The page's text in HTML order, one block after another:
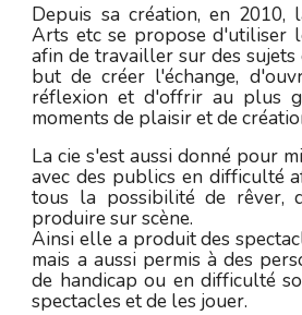
Depuis sa création, en 2010,
Arts etc se propose d'utiliser
afin de travailler sur des sujets
but de créer l'échange,
réflexion et d'offrir au plus
moments de plaisir et de
La cie s'est aussi donné pour
avec des publics en difficulté
tous la possibilité de rêver,
produire sur scène.
Ainsi elle a produit des
mais a aussi permis à des
de handicap ou en difficulté
spectacles et de les jouer.